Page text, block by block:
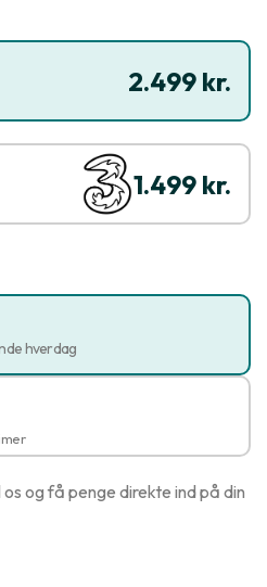
2.499 kr.
1.499 kr.
hverdag
og få penge direkte ind på din